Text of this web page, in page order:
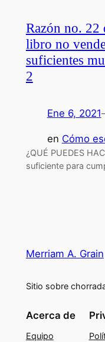
Razón no. 22
libro no
suficientes
2
Ene 6, 2021
en Cómo
¿QUÉ PUEDES
suficiente para
Merriam A. Grain
Sitio sobre
Acerca de
Equipo